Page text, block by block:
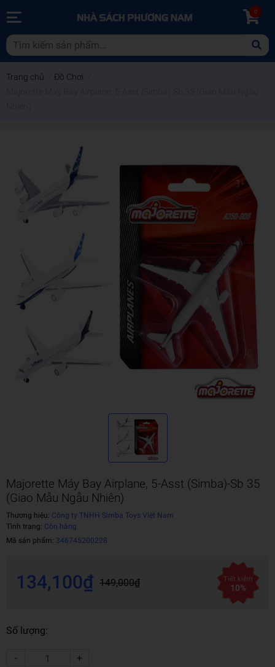
0
Trang chủ Đồ Chơi
Majorette Máy Bay Airplane, 5-Asst (Simba)-Sb 35
(Giao Mẫu Ngẫu Nhiên)
Thương hiệu: Công ty TNHH Simba Toys Việt Nam
Tình trạng: Còn hàng
Mã sản phẩm: 346745200228
134,100₫ 149,000₫ Tiết kiệm
10%
Số lượng:
- +